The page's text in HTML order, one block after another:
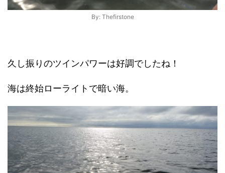
By: Thefirstone
久し振りのツインパワーは好調でしたね！
海は終始ローライトで暗い海。